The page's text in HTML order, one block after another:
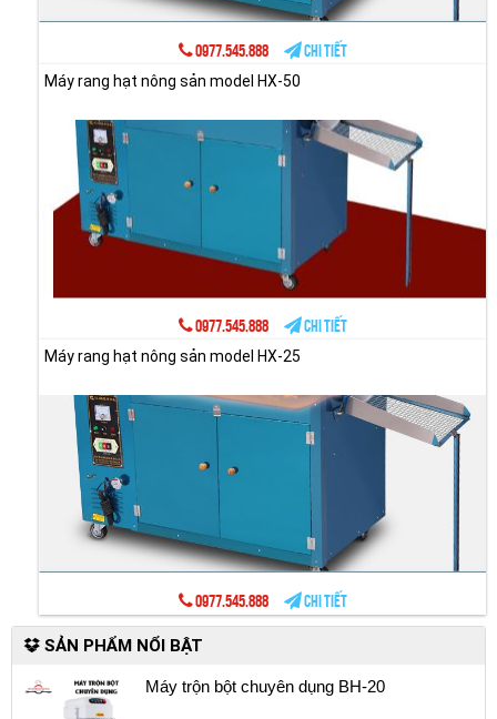
0977.545.888
Chi tiết
Máy rang hạt nông sản model HX-50
0977.545.888
Chi tiết
Máy rang hạt nông sản model HX-25
0977.545.888 Chi tiết
SẢN PHẨM NỔI BẬT
Máy trộn bột chuyên dụng BH-20